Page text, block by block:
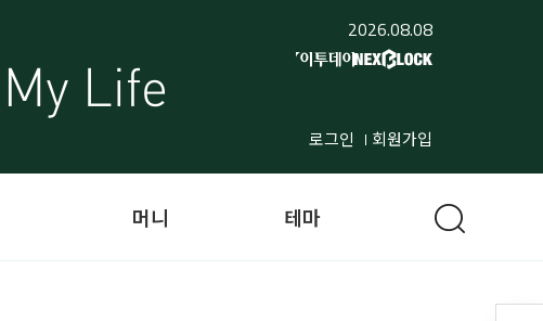
2026.08.08
로그인 회원가입
머니 테마